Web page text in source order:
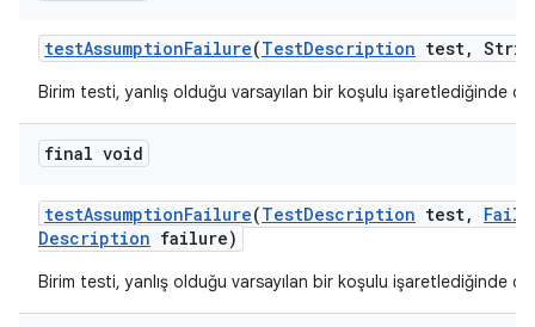
testAssumptionFailure(TestDescription test,
Birim testi, yanlış olduğu varsayılan bir koşulu işaretlediğinde
final void
testAssumptionFailure(TestDescription test,
Description failure)
Birim testi, yanlış olduğu varsayılan bir koşulu işaretlediğinde